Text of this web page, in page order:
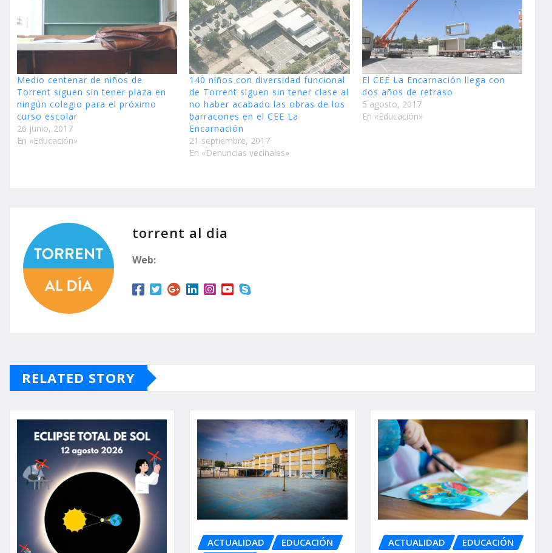
Medio centenar de niños de
Torrent siguen sin tener plaza en
ningún colegio para el próximo
curso escolar
26 junio, 2017
En «Educación»
140 niños con diversidad funcional
de Torrent siguen sin tener clase al
no haber acabado las obras de los
barracones en el CEE La
Encarnación
21 septiembre, 2017
En «Denuncias vecinales»
El CEE La Encarnación llega con
dos años de retraso
5 agosto, 2017
En «Educación»
torrent al dia
Web:
RELATED STORY
ACTUALIDAD
EDUCACIÓN
ACTUALIDAD EDUCACIÓN